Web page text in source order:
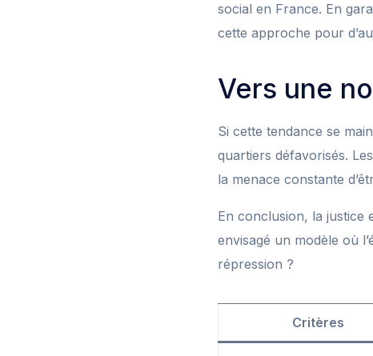
social en France. En
cette approche pour
Vers une
Si cette tendance se
quartiers défavorisés.
la menace constante
En conclusion, la justice
envisagé un modèle où
répression ?
Critères